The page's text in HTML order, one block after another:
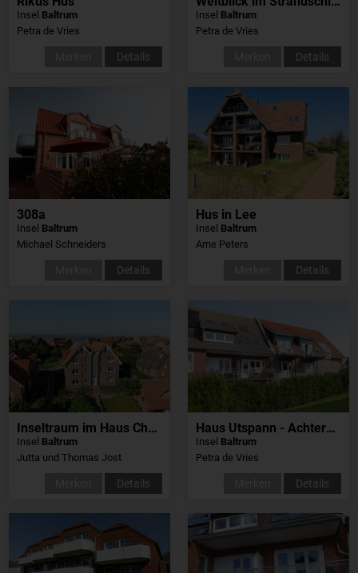
Insel Baltrum
Petra de Vries
Details
Insel Baltrum
Petra de Vries
Details
308a
Insel Baltrum
Michael Schneiders
Details
Hus in Lee
Insel Baltrum
Arne Peters
Details
Inseltraum im Haus Christa
Insel Baltrum
Jutta und Thomas Jost
Details
Haus Utspann - Achtern Brack
Insel Baltrum
Petra de Vries
Details